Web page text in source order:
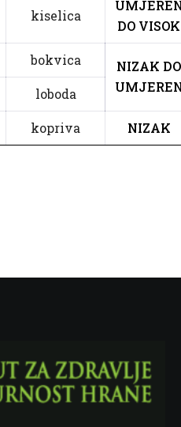
kiselica
DO VISOK
bokvica
NIZAK DO
loboda
kopriva NIZAK